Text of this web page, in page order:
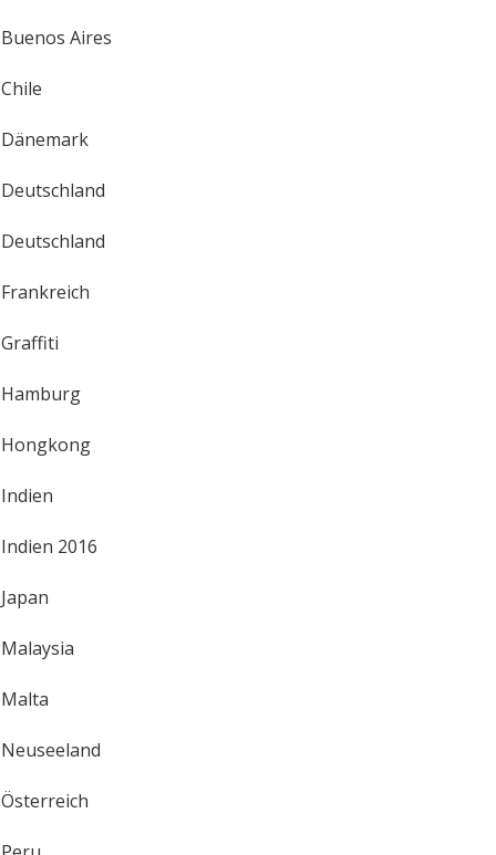
Buenos Aires
Chile
Dänemark
Deutschland
Deutschland
Frankreich
Graffiti
Hamburg
Hongkong
Indien
Indien 2016
Japan
Malaysia
Malta
Neuseeland
Österreich